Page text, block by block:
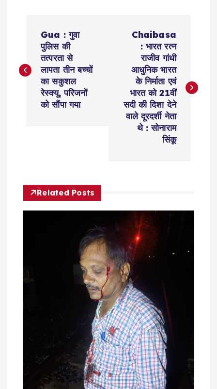
s
g
Gua : गुवा
पुलिस की
तत्परता से
लापता तीन बच्चों
का सकुशल
रेस्क्यू, परिजनों
को सौंपा गया
Chaibasa
: भारत रत्न
राजीव गांधी
आधुनिक भारत
के निर्माता एवं
भारत को 21वीं
सदी की दिशा देने
वाले दूरदर्शी नेता
थे : सोनाराम
सिंकू
Related Posts